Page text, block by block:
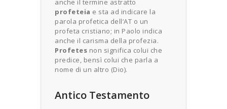
profeteia e sta ad indicare la
parola profetica dell’AT o un
profeta cristiano; in Paolo indica
anche il carisma della profezia.
Profetes non significa colui che
predice, bensì colui che parla a
nome di un altro (Dio).
Antico Testamento